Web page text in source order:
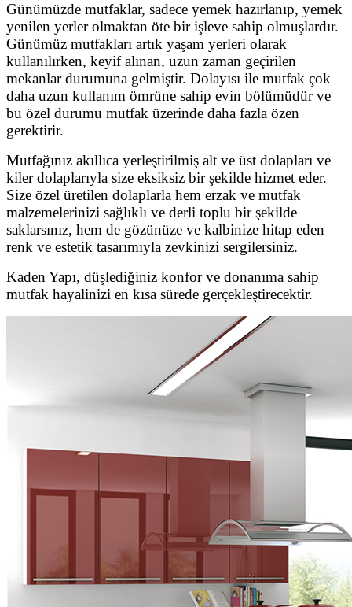
Günümüzde mutfaklar, sadece yemek hazırlanıp, yemek
yenilen yerler olmaktan öte bir işleve sahip olmuşlardır.
Günümüz mutfakları artık yaşam yerleri olarak
kullanılırken, keyif alınan, uzun zaman geçirilen
mekanlar durumuna gelmiştir. Dolayısı ile mutfak çok
daha uzun kullanım ömrüne sahip evin bölümüdür ve
bu özel durumu mutfak üzerinde daha fazla özen
gerektirir.
Mutfağınız akıllıca yerleştirilmiş alt ve üst dolapları ve
kiler dolaplarıyla size eksiksiz bir şekilde hizmet eder.
Size özel üretilen dolaplarla hem erzak ve mutfak
malzemelerinizi sağlıklı ve derli toplu bir şekilde
saklarsınız, hem de gözünüze ve kalbinize hitap eden
renk ve estetik tasarımıyla zevkinizi sergilersiniz.
Kaden Yapı, düşlediğiniz konfor ve donanıma sahip
mutfak hayalinizi en kısa sürede gerçekleştirecektir.